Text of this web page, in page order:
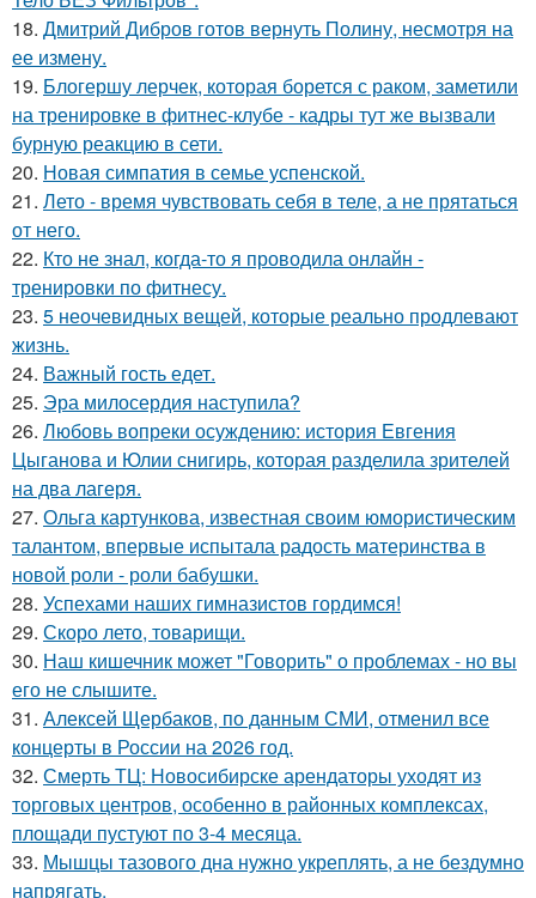
18. Дмитрий Дибров готов вернуть Полину, несмотря на
ее измену.
19. Блогершу лерчек, которая борется с раком, заметили
на тренировке в фитнес-клубе - кадры тут же вызвали
бурную реакцию в сети.
20. Новая симпатия в семье успенской.
21. Лето - время чувствовать себя в теле, а не прятаться
от него.
22. Кто не знал, когда-то я проводила онлайн -
тренировки по фитнесу.
23. 5 неочевидных вещей, которые реально продлевают
жизнь.
24. Важный гость едет.
25. Эра милосердия наступила?
26. Любовь вопреки осуждению: история Евгения
Цыганова и Юлии снигирь, которая разделила зрителей
на два лагеря.
27. Ольга картункова, известная своим юмористическим
талантом, впервые испытала радость материнства в
новой роли - роли бабушки.
28. Успехами наших гимназистов гордимся!
29. Скоро лето, товарищи.
30. Наш кишечник может "Говорить" о проблемах - но вы
его не слышите.
31. Алексей Щербаков, по данным СМИ, отменил все
концерты в России на 2026 год.
32. Смерть ТЦ: Новосибирске арендаторы уходят из
торговых центров, особенно в районных комплексах,
площади пустуют по 3-4 месяца.
33. Мышцы тазового дна нужно укреплять, а не бездумно
напрягать.